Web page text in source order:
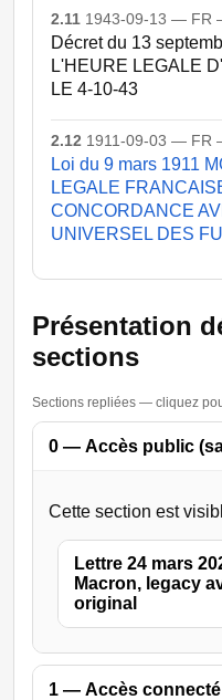
2.11 1943-09-13 — FR
Décret du 13
L'HEURE LEGALE
LE 4-10-43
2.12 1911-09-03 — FR
Loi du 9 mars 1911
LEGALE
CONCORDANCE
UNIVERSEL DES
Présentation
sections
Sections repliées — cliquez
0 — Accès public
Cette section est
Lettre 24 mars
Macron, legacy
original
1 — Accès connecté